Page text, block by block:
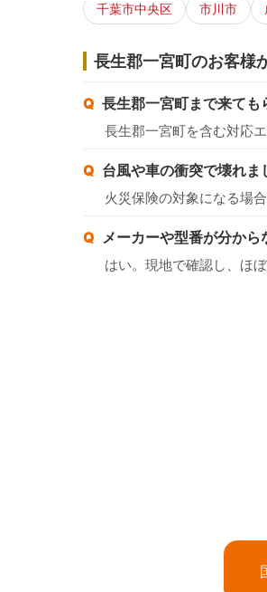
千葉市中央区 市川市
長生郡一宮町のお客様
長生郡一宮町まで来ても
長生郡一宮町を含む対応
台風や車の衝突で壊れま
火災保険の対象になる場
メーカーや型番が分から
はい。現地で確認し、ほ